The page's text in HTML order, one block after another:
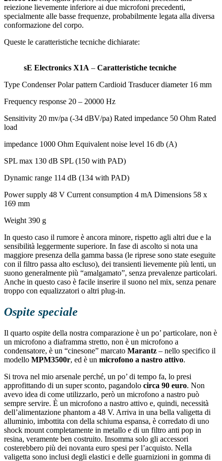
reiezione lievemente inferiore ai due microfoni precedenti,
specialmente alle basse frequenze, probabilmente legata alla diversa
conformazione del corpo.
Queste le caratteristiche tecniche dichiarate:
sE Electronics X1A – Caratteristiche tecniche
Type Condenser Polar pattern Cardioid Trasducer diameter 16 mm
Frequency response 20 – 20000 Hz
Sensitivity 20 mv/pa (-34 dBV/pa) Rated impedance 50 Ohm Rated
load
impedance 1000 Ohm Equivalent noise level 16 db (A)
SPL max 130 dB SPL (150 with PAD)
Dynamic range 114 dB (134 with PAD)
Power supply 48 V Current consumption 4 mA Dimensions 58 x
169 mm
Weight 390 g
In questo caso il rumore è ancora minore, rispetto agli altri due e la
sensibilità leggermente superiore. In fase di ascolto si nota una
maggiore presenza della gamma bassa (le riprese sono state eseguite
con il filtro passa alto escluso), dei transienti lievemente più lenti, un
suono generalmente più “amalgamato”, senza prevalenze particolari.
Anche in questo caso è facile inserire il suono nel mix, senza penare
troppo con equalizzatori o altri plug-in.
Ospite speciale
Il quarto ospite della nostra comparazione è un po’ particolare, non è
un microfono a diaframma stretto, non è un microfono a
condensatore, è un “cinesone” marcato Marantz – nello specifico il
modello MPM3500r, ed è un microfono a nastro attivo.
Si trova nel mio arsenale perché, un po’ di tempo fa, lo presi
approfittando di un super sconto, pagandolo circa 90 euro. Non
avevo idea di come utilizzarlo, però un microfono a nastro può
sempre servire. È un microfono a nastro attivo e, quindi, necessità
dell’alimentazione phantom a 48 V. Arriva in una bella valigetta di
alluminio, imbottita con della schiuma espansa, è corredato di uno
shock mount completamente in metallo e di un filtro anti pop in
resina, veramente ben costruito. Insomma solo gli accessori
costerebbero più dei novanta euro spesi per l’acquisto. Nella
valigetta sono inclusi degli elastici e delle guarnizioni in gomma di